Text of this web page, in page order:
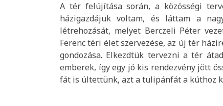
A tér felújítása során, a közösségi
házigazdájuk voltam, és láttam a
létrehozását, melyet Berczeli Péter
Ferenc téri élet szervezése, az új tér
gondozása. Elkezdtük tervezni a tér
emberek, így egy jó kis rendezvény jött
fát is ültettünk, azt a tulipánfát a kúthoz